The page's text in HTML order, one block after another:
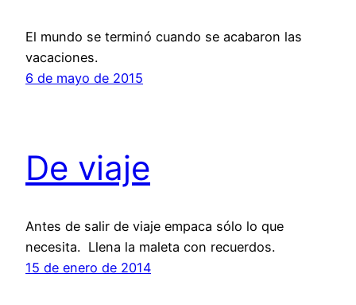
El mundo se terminó cuando se acabaron las
vacaciones.
6 de mayo de 2015
De viaje
Antes de salir de viaje empaca sólo lo que
necesita. Llena la maleta con recuerdos.
15 de enero de 2014